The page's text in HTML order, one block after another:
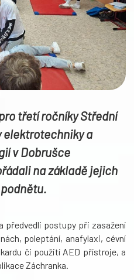
třetí ročníky Střední
elektrotechniky a
v Dobrušce
na základě jejich
předvedli postupy při zasažení
poleptání, anafylaxi, cévní
či použití AED přístroje, a
Záchranka.